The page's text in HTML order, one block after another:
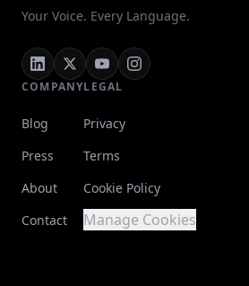
Your Voice. Every Language.
COMPANY
Blog
Press
About
Contact
LEGAL
Privacy
Terms
Cookie Policy
Manage Cookies